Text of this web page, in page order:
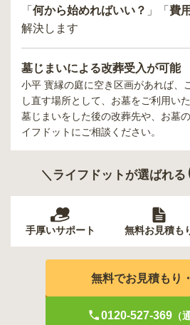
「 何から始めればいい？ 」「 費
解決します
墓じまいによる改葬受入が可能
小平 寳縁の庭に空き区画があれば、
し直す場所として、お墓をご利用いた
墓じまいをした後の改葬先や、お墓
イフドットにご相談ください。
＼ライフドットが選ばれる
手厚いサポート 無料お見積も
無料でお見積もり
0120-527-369（